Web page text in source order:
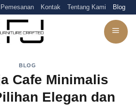
Kontak Tentang Kami Blog
BLOG
Cafe Minimalis
Elegan dan